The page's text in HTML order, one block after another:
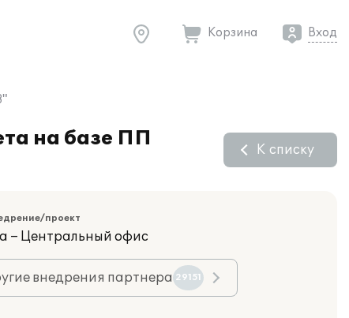
Корзина Вход
на базе ПП
К списку
проект
– Центральный офис
внедрения партнера 29151